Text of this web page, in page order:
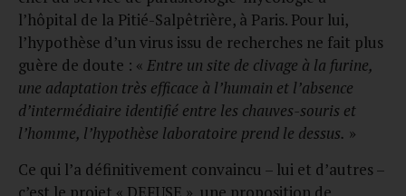
l’hôpital de la Pitié-Salpêtrière, à Paris. Pour lui,
l’hypothèse d’un virus issu de recherches ne fait plus
guère de doute : « Entre un site de clivage à la furine,
une adaptation très efficace à l’humain et l’absence
d’intermédiaire identifié entre les chauves-souris et
l’homme, l’hypothèse laboratoire prend le dessus. »
Ce qui l’a définitivement convaincu – lui et d’autres –
c’est le projet « DEFUSE », une proposition de